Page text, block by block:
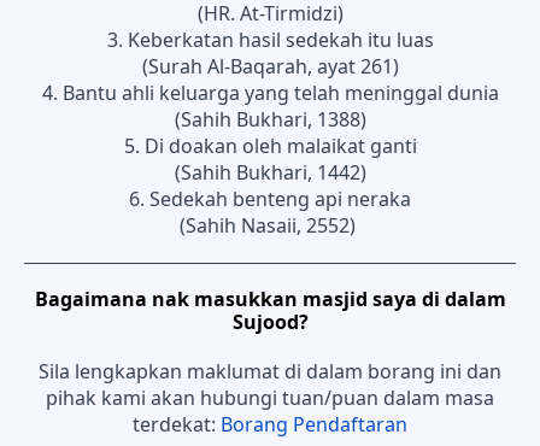
(HR. At-Tirmidzi)
3. Keberkatan hasil sedekah itu luas
(Surah Al-Baqarah, ayat 261)
4. Bantu ahli keluarga yang telah meninggal dunia
(Sahih Bukhari, 1388)
5. Di doakan oleh malaikat ganti
(Sahih Bukhari, 1442)
6. Sedekah benteng api neraka
(Sahih Nasaii, 2552)
Bagaimana nak masukkan masjid saya di dalam
Sujood?
Sila lengkapkan maklumat di dalam borang ini dan
pihak kami akan hubungi tuan/puan dalam masa
terdekat: Borang Pendaftaran